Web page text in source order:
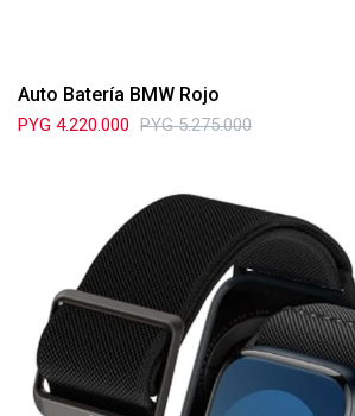
Auto Batería BMW Rojo
PYG 4.220.000 PYG 5.275.000